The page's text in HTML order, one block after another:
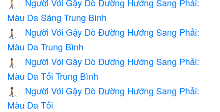
🧑🏼‍🦯‍➡️
Người Với Gậy Dò Đường Hướng Sang Phải:
Màu Da Sáng Trung Bình
🧑🏽‍🦯‍➡️
Người Với Gậy Dò Đường Hướng Sang Phải:
Màu Da Trung Bình
🧑🏾‍🦯‍➡️
Người Với Gậy Dò Đường Hướng Sang Phải:
Màu Da Tối Trung Bình
🧑🏿‍🦯‍➡️
Người Với Gậy Dò Đường Hướng Sang Phải:
Màu Da Tối